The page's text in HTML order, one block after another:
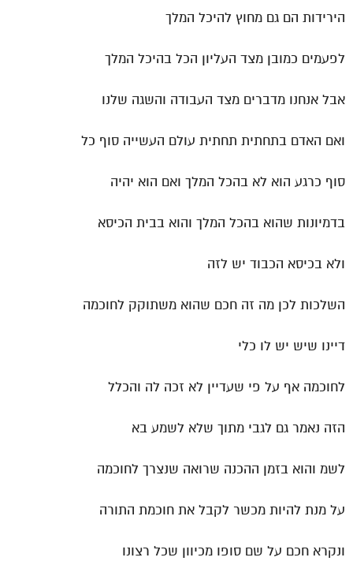
הירידות הם גם מחוץ להיכל המלך
לפעמים כמובן מצד העליון הכל בהיכל המלך
אבל אנחנו מדברים מצד העבודה והשגה שלנו
ואם האדם בתחתית תחתית עולם העשייה סוף כל
סוף כרגע הוא לא בהכל המלך ואם הוא יהיה
בדמיונות שהוא בהכל המלך והוא בבית הכיסא
ולא בכיסא הכבוד יש לזה
השלכות לכן מה זה חכם שהוא משתוקק לחוכמה
דיינו שיש יש לו כלי
לחוכמה אף על פי שעדיין לא זכה לה והכלל
הזה נאמר גם לגבי מתוך שלא לשמע בא
לשמ והוא בזמן ההכנה שרואה שנצרך לחוכמה
על מנת להיות מכשר לקבל את חוכמת התורה
ונקרא חכם על שם סופו מכיוון שכל רצונו